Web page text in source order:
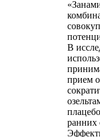
В
прием
ранних